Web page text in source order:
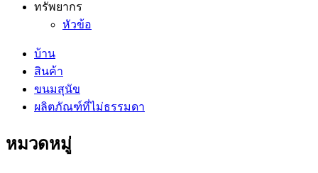
ทรัพยากร
หัวข้อ
บ้าน
สินค้า
ขนมสุนัข
ผลิตภัณฑ์ที่ไม่ธรรมดา
หมวดหมู่